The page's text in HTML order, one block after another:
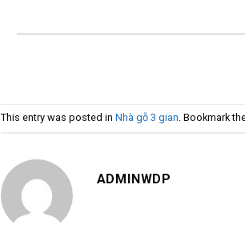
This entry was posted in Nhà gỗ 3 gian. Bookmark
ADMINWDP